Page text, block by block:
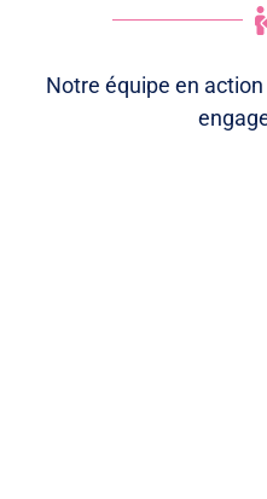
Notre équipe en